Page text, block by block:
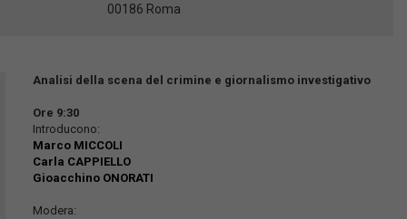
00186 Roma
Analisi della scena del crimine e giornalismo investigativo
Ore 9:30
Introducono:
Marco MICCOLI
Carla CAPPIELLO
Gioacchino ONORATI
Modera: